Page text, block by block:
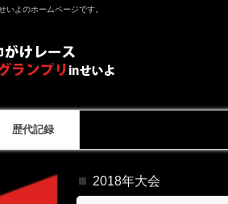
いよのホームページです。
歴代記録
2018年大会